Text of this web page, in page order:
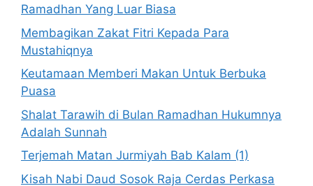
Ramadhan Yang Luar Biasa
Membagikan Zakat Fitri Kepada Para
Mustahiqnya
Keutamaan Memberi Makan Untuk Berbuka
Puasa
Shalat Tarawih di Bulan Ramadhan Hukumnya
Adalah Sunnah
Terjemah Matan Jurmiyah Bab Kalam (1)
Kisah Nabi Daud Sosok Raja Cerdas Perkasa